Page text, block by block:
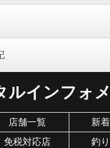
ルインフォ
店舗一覧 新
免税対応店 釣